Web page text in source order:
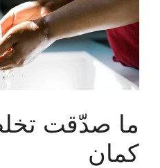
ما صدّقت
كمان